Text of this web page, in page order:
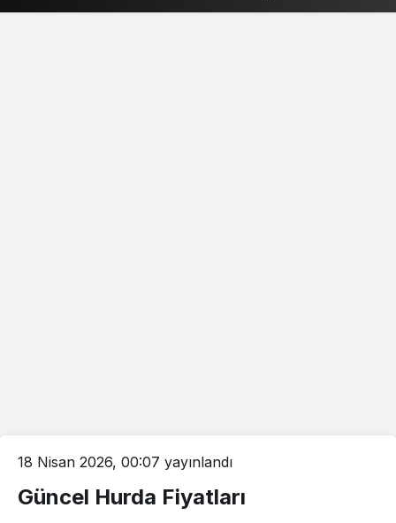
18 Nisan 2026, 00:07 yayınlandı
Güncel Hurda Fiyatları